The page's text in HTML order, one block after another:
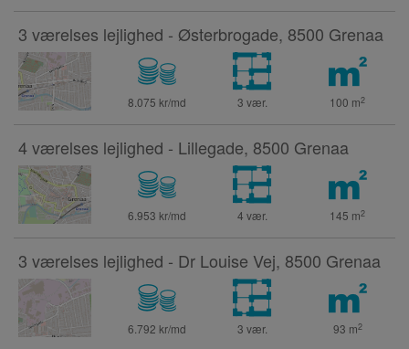
3 værelses lejlighed - Østerbrogade, 8500 Grenaa
8.075 kr/md 3 vær. 100 m2
4 værelses lejlighed - Lillegade, 8500 Grenaa
6.953 kr/md 4 vær. 145 m2
3 værelses lejlighed - Dr Louise Vej, 8500 Grenaa
6.792 kr/md 3 vær. 93 m2